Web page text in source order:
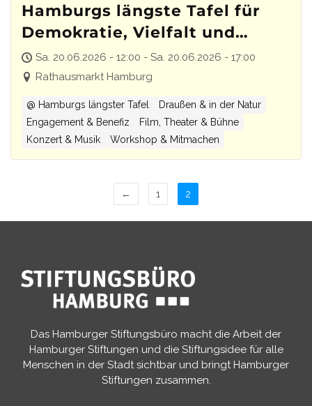
Hamburgs längste Tafel für
Demokratie, Vielfalt und
Zusammenhalt
Sa. 20.06.2026 - 12:00 - Sa. 20.06.2026 - 17:00
Rathausmarkt Hamburg
@ Hamburgs längster Tafel
Draußen & in der Natur
Engagement & Benefiz
Film, Theater & Bühne
Konzert & Musik
Workshop & Mitmachen
← 1 2
Das Hamburger Stiftungsbüro macht die Arbeit der
Hamburger Stiftungen und die Stiftungsidee für alle
Menschen in der Stadt sichtbar und bringt Hamburger
Stiftungen zusammen.​